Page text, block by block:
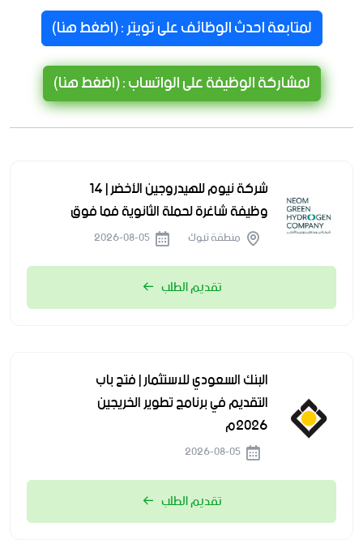
لمتابعة احدث الوظائف على تويتر : (اضغط هنا)
لمشاركة الوظيفة على الواتساب : (اضغط هنا)
شركة نيوم للهيدروجين الأخضر | 14
وظيفة شاغرة لحملة الثانوية فما فوق
منطقة تبوك
تقديم الطلب
البنك السعودي للاستثمار | فتح باب
التقديم في برنامج تطوير الخريجين
2026م
تقديم الطلب